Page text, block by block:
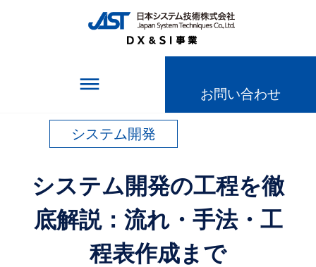
TOPページ＞記事一覧＞
システム開発の工程を徹底解説：流れ・手法・工程
dehaze お問い合わせ
システム開発
システム開発の工程を徹
底解説：流れ・手法・工
程表作成まで